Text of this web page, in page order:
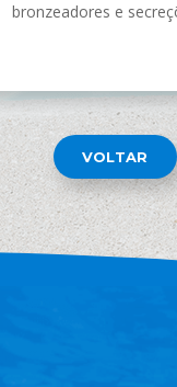
bronzeadores e
VOLTAR